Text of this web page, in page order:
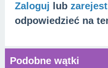
Zaloguj lub
odpowiedzieć na
Podobne wątki